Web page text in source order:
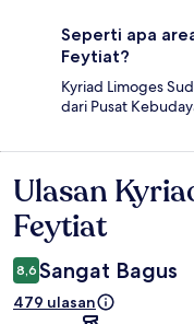
Seperti apa
Feytiat?
Kyriad Limoges
dari Pusat
Ulasan
Ulasan
Feytiat
8,6 Sangat Bagus
479 ulasan